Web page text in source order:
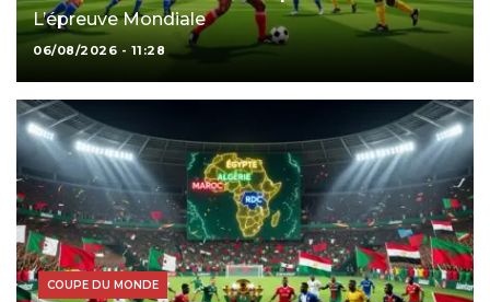
L’épreuve Mondiale
06/08/2026 - 11:28
COUPE DU MONDE